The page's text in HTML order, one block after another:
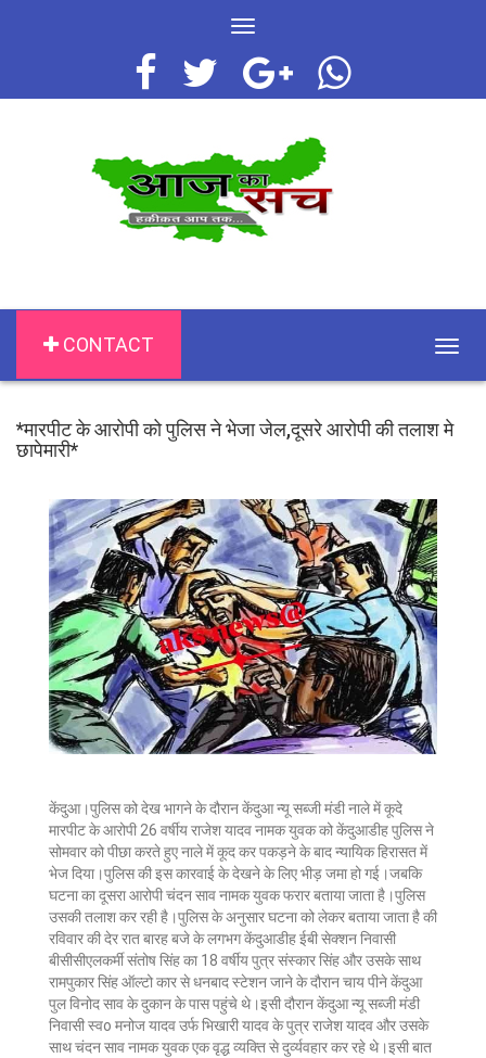
Toggle
CONTACT
*मारपीट के आरोपी को पुलिस ने भेजा जेल,दूसरे आरोपी की तलाश मे
छापेमारी*
केंदुआ।पुलिस को देख भागने के दौरान केंदुआ न्यू सब्जी मंडी नाले में कूदे
मारपीट के आरोपी 26 वर्षीय राजेश यादव नामक युवक को केंदुआडीह पुलिस ने
सोमवार को पीछा करते हुए नाले में कूद कर पकड़ने के बाद न्यायिक हिरासत में
भेज दिया।पुलिस की इस कारवाई के देखने के लिए भीड़ जमा हो गई।जबकि
घटना का दूसरा आरोपी चंदन साव नामक युवक फरार बताया जाता है।पुलिस
उसकी तलाश कर रही है।पुलिस के अनुसार घटना को लेकर बताया जाता है की
रविवार की देर रात बारह बजे के लगभग केंदुआडीह ईबी सेक्शन निवासी
बीसीसीएलकर्मी संतोष सिंह का 18 वर्षीय पुत्र संस्कार सिंह और उसके साथ
रामपुकार सिंह ऑल्टो कार से धनबाद स्टेशन जाने के दौरान चाय पीने केंदुआ
पुल विनोद साव के दुकान के पास पहुंचे थे।इसी दौरान केंदुआ न्यू सब्जी मंडी
निवासी स्वo मनोज यादव उर्फ भिखारी यादव के पुत्र राजेश यादव और उसके
साथ चंदन साव नामक युवक एक वृद्ध व्यक्ति से दुर्व्यवहार कर रहे थे।इसी बात